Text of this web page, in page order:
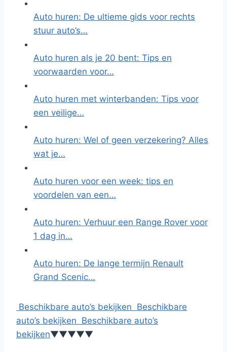
Auto huren: De ultieme gids voor rechts
stuur auto’s…
Auto huren als je 20 bent: Tips en
voorwaarden voor…
Auto huren met winterbanden: Tips voor
een veilige…
Auto huren: Wel of geen verzekering? Alles
wat je…
Auto huren voor een week: tips en
voordelen van een…
Auto huren: Verhuur een Range Rover voor
1 dag in…
Auto huren: De lange termijn Renault
Grand Scenic…
Beschikbare auto’s bekijken Beschikbare
auto’s bekijken Beschikbare auto’s
bekijken▼▼▼▼▼